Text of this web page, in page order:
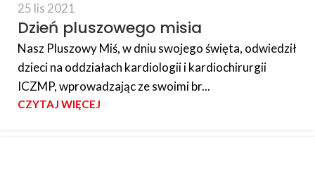
25 lis 2021
Dzień pluszowego misia
Nasz Pluszowy Miś, w dniu swojego święta, odwiedził
dzieci na oddziałach kardiologii i kardiochirurgii
ICZMP, wprowadzając ze swoimi br...
CZYTAJ WIĘCEJ